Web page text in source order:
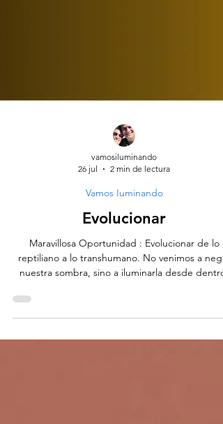
26 jul
2 min de lectura
Vamos Iuminando
Evolucionar
reptiliano a lo transhumano. No venimos a
nuestra sombra, sino a iluminarla desde dentro.